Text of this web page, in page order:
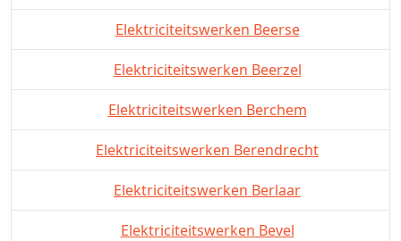
Elektriciteitswerken Beerse
Elektriciteitswerken Beerzel
Elektriciteitswerken Berchem
Elektriciteitswerken Berendrecht
Elektriciteitswerken Berlaar
Elektriciteitswerken Bevel